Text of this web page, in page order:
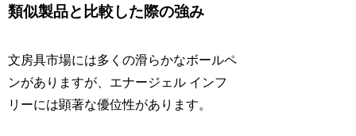
類似製品と比較した際の強み
文房具市場には多くの滑らかなボールペ
ンがありますが、エナージェル インフ
リーには顕著な優位性があります。